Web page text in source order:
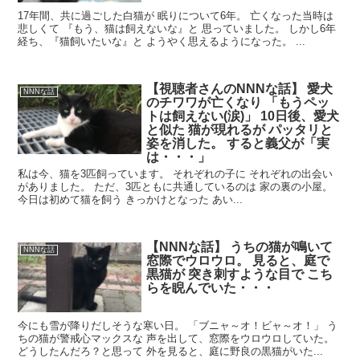
17年間、共に過ごした白猫が 眠りについて6年。 亡くなった当時は
悲しくて 『もう、猫は飼えないな』と 思っていました。 しかし6年
経ち、『猫飼いたいな』と ようやく思えるようになった。 ...
NNNな話
【視聴者さんのNNNな話】 愛犬
のチワワが亡くなり 「もうペッ
トは飼えない(涙)」 10日後、愛犬
と似た 猫が現れるが パッタリと
姿を消した。 すると義父が「実
は・・・」
私は今、猫を3匹飼っています。 それぞれの子に それぞれの出会い
がありました。 ただ、3匹ともに共通しているのは 家の裏の小屋。
今日は初めて猫を飼う きっかけとなった あい...
NNNな話
【NNNな話】 うちの猫が鳴いて
窓際でウロウロ。 見ると、庭で
黒猫が 突き刺すような目で こち
らを睨んでいた・・・
今にも雪が降りだしそうな寒い日。 「ブニャ～オ！ビャ～オ！」 う
ちの猫が警戒心マックスな 声を出して、窓際をウロウロしていた。
どうしたんだろ？と思って 外を見ると、庭に野良の黒猫がいた...